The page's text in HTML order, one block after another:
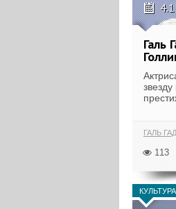
Галь
ГАЛЬ
113
КУЛЬТУРА